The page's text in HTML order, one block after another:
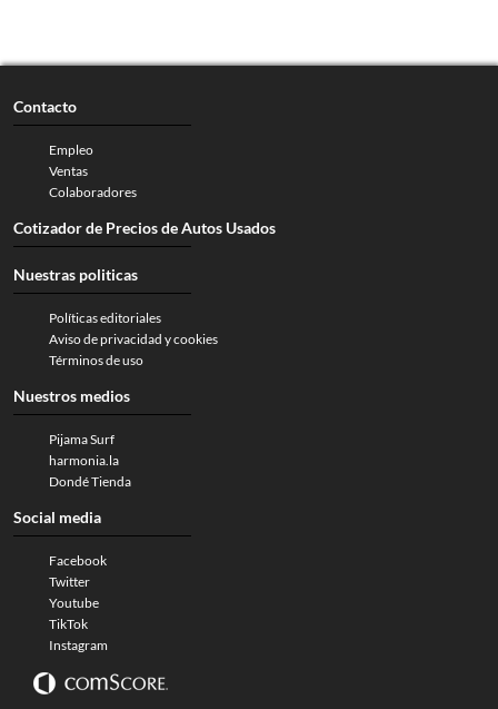
Contacto
Empleo
Ventas
Colaboradores
Cotizador de Precios de Autos Usados
Nuestras politicas
Políticas editoriales
Aviso de privacidad y cookies
Términos de uso
Nuestros medios
Pijama Surf
harmonia.la
Dondé Tienda
Social media
Facebook
Twitter
Youtube
TikTok
Instagram